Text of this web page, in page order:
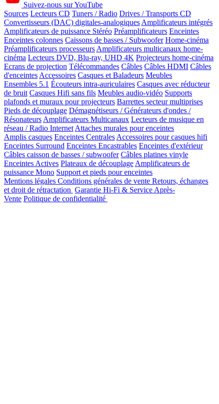
Suivez-nous sur YouTube
Sources Lecteurs CD Tuners / Radio Drives / Transports CD
Convertisseurs (DAC) digitales-analogiques Amplificateurs intégrés
Amplificateurs de puissance Stéréo Préamplificateurs Enceintes
Enceintes colonnes Caissons de basses / Subwoofer Home-cinéma
Préamplificateurs processeurs Amplificateurs multicanaux home-
cinéma Lecteurs DVD, Blu-ray, UHD 4K Projecteurs home-cinéma
Ecrans de projection Télécommandes Câbles Câbles HDMI Câbles
d'enceintes Accessoires Casques et Baladeurs Meubles
Ensembles 5.1 Écouteurs intra-auriculaires Casques avec réducteur
de bruit Casques Hifi sans fils Meubles audio-vidéo Supports
plafonds et muraux pour projecteurs Barrettes secteur multiprises
Pieds de découplage Démagnétiseurs / Générateurs d'ondes /
Résonateurs Amplificateurs Multicanaux Lecteurs de musique en
réseau / Radio Internet Attaches murales pour enceintes
Amplis casques Enceintes Centrales Accessoires pour casques hifi
Enceintes Surround Enceintes Encastrables Enceintes d'extérieur
Câbles caisson de basses / subwoofer Câbles platines vinyle
Enceintes Actives Plateaux de découplage Amplificateurs de
puissance Mono Support et pieds pour enceintes
Mentions légales Conditions générales de vente Retours, échanges
et droit de rétractation Garantie Hi-Fi & Service Après-
Vente Politique de confidentialité